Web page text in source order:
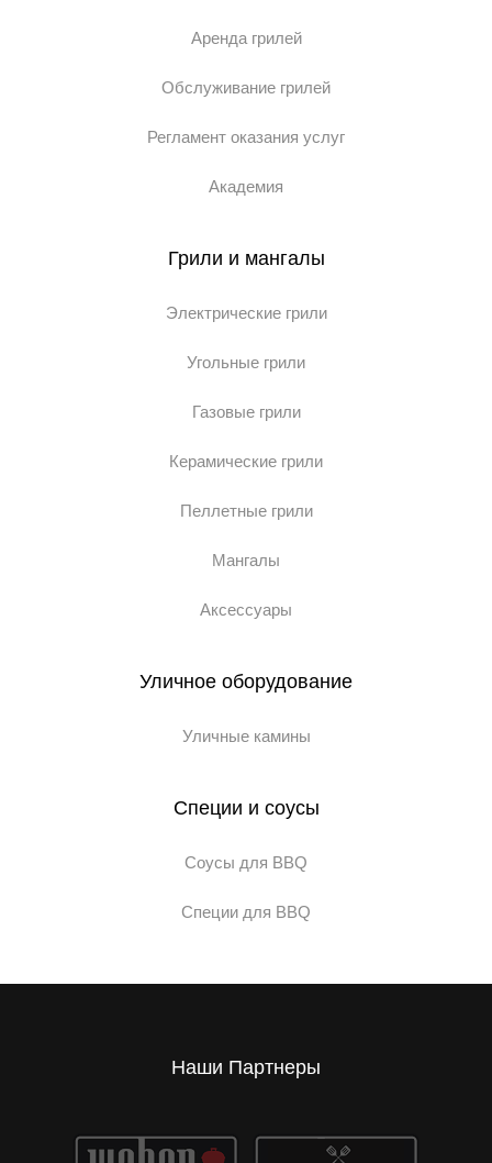
Аренда грилей
Обслуживание грилей
Регламент оказания услуг
Академия
Грили и мангалы
Электрические грили
Угольные грили
Газовые грили
Керамические грили
Пеллетные грили
Мангалы
Аксессуары
Уличное оборудование
Уличные камины
Специи и соусы
Соусы для BBQ
Специи для BBQ
Наши Партнеры